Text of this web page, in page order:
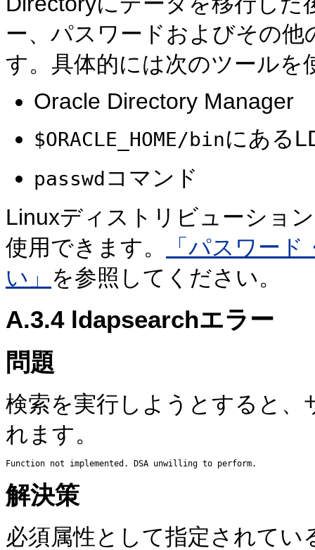
ー、パスワードおよびその
す。具体的には次のツールを
Oracle Directory Manager
$ORACLE_HOME/binにある
passwd コマンド
Linuxディストリビューショ
使用できます。
「パスワー
い」 を参照してください。
A.3.4ldapsearchエラー
問題
検索を実行しようとすると
れます。
解決策
必須属性として指定されて